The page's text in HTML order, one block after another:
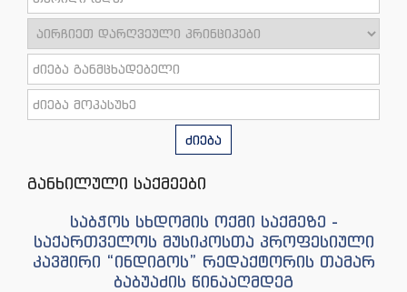
ძიება
განხილული საქმეები
საბჭოს სხდომის ოქმი საქმეზე -
საქართველოს მუსიკოსთა პროფესიული
კავშირი “ინდიგოს” რედაქტორის თამარ
ბაბუაძის წინააღმდეგ